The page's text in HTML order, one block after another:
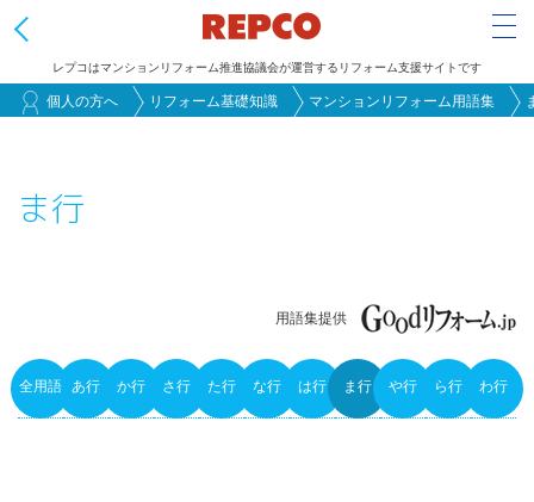
に
移
レプコはマンションリフォーム推進協議会が運営するリフォーム支援サイトです
個人の方へ リフォーム基礎知識 マンションリフォーム用語集
ま行
用語集提供
Primary
全用語 あ行 か行 さ行 た行 な行 は行 ま行 や行 ら行 わ行